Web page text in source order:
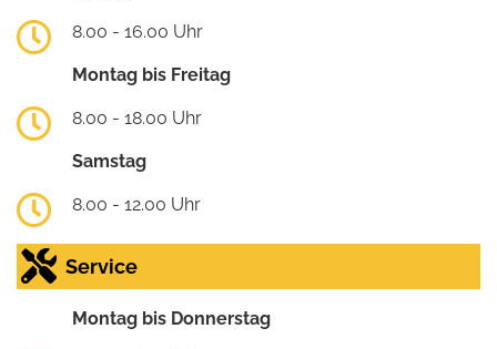
8.00 - 16.00 Uhr
Montag bis Freitag
8.00 - 18.00 Uhr
Samstag
8.00 - 12.00 Uhr
Service
Montag bis Donnerstag